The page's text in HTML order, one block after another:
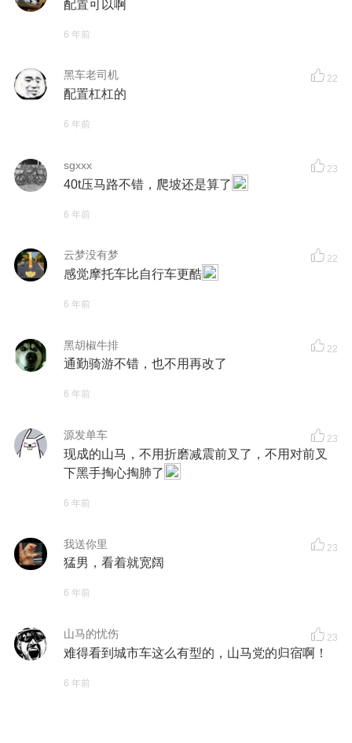
配置可以啊
6 年前
黑车老司机 22
配置杠杠的
6 年前
sgxxx 23
40t压马路不错，爬坡还是算了
6 年前
云梦没有梦 22
感觉摩托车比自行车更酷
6 年前
黑胡椒牛排 22
通勤骑游不错，也不用再改了
6 年前
源发单车 23
现成的山马，不用折磨减震前叉了，不用对前叉
下黑手掏心掏肺了
6 年前
我送你里 23
猛男，看着就宽阔
6 年前
山马的忧伤 23
难得看到城市车这么有型的，山马党的归宿啊！
6 年前